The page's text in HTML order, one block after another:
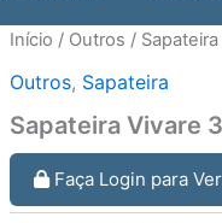
Início / Outros / Sapateira
Outros, Sapateira
Sapateira Vivare
Faça Login para